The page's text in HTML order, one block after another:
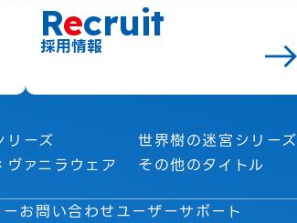
リーズ
世界樹の迷宮シリーズ
ァニラウェア その他のタイトル
お問い合わせユーザーサポート
Recruit
採用情報